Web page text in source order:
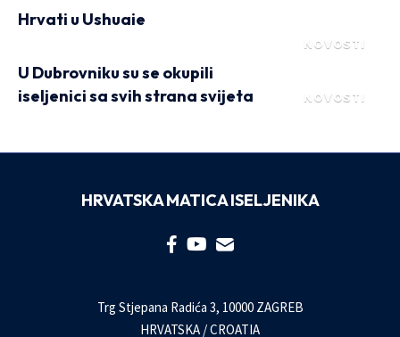
NOVOSTI
Hrvati u Ushuaie
NOVOSTI
U Dubrovniku su se okupili
iseljenici sa svih strana svijeta
HRVATSKA MATICA ISELJENIKA
Trg Stjepana Radića 3, 10000 ZAGREB
HRVATSKA / CROATIA